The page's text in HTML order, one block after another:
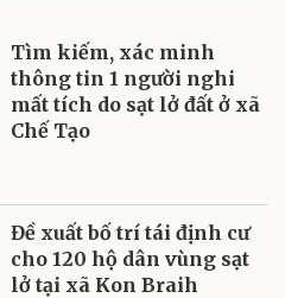
Tìm kiếm, xác minh
thông tin 1 người nghi
mất tích do sạt lở đất ở xã
Chế Tạo
Đề xuất bố trí tái định cư
cho 120 hộ dân vùng sạt
lở tại xã Kon Braih